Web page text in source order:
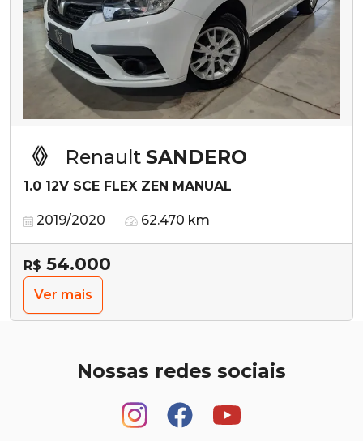
Renault SANDERO
1.0 12V SCE FLEX ZEN MANUAL
2019/2020 62.470 km
R$ 54.000
Ver mais
Nossas redes sociais